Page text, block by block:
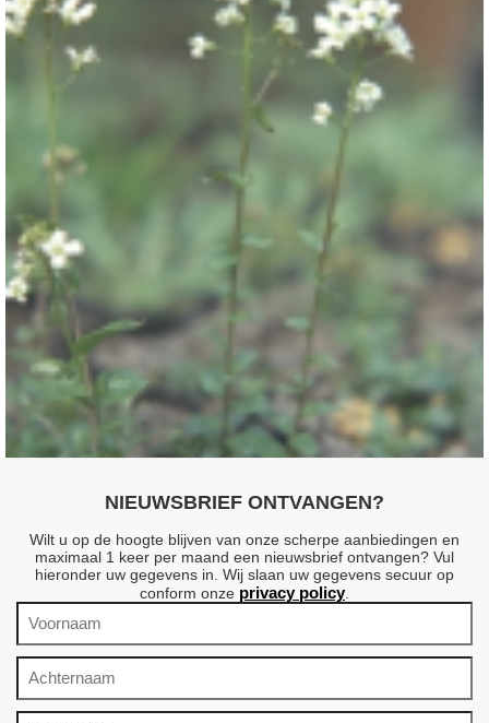
Scheefkelk
Arabis procurrens
NIEUWSBRIEF ONTVANGEN?
Wilt u op de hoogte blijven van onze scherpe aanbiedingen en
maximaal 1 keer per maand een nieuwsbrief ontvangen? Vul
hieronder uw gegevens in. Wij slaan uw gegevens secuur op
conform onze privacy policy.